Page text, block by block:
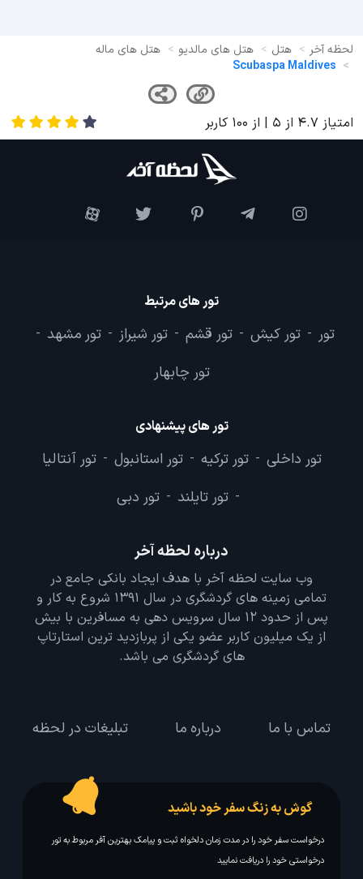
لحظه آخر هتل هتل های مالدیو
هتل های ماله
Scubaspa Maldives
امتیاز 4.7 از 5 | از 100 کاربر
تور های مرتبط
تور - تور کیش - تور قشم - تور شیراز - تور مشهد -
تور چابهار
تور های پیشنهادی
تور داخلی - تور ترکیه - تور استانبول - تور آنتالیا
- تور تایلند - تور دبی
درباره لحظه آخر
وب سایت لحظه آخر با هدف ایجاد بانکی جامع در
تمامی زمینه های گردشگری در سال 1391 شروع به کار و
پس از حدود 12 سال سرویس دهی به مسافرین با بیش
از یک میلیون کاربر عضو یکی از پربازدید ترین استارتاپ
های گردشگری می باشد.
تماس با ما درباره ما تبلیغات در لحظه
گوش به زنگ سفر خود باشید
درخواست سفر خود را در مدت زمان دلخواه ثبت و پیامک بهترین آفر مربوط به تور
درخواستی خود را دریافت نمایید